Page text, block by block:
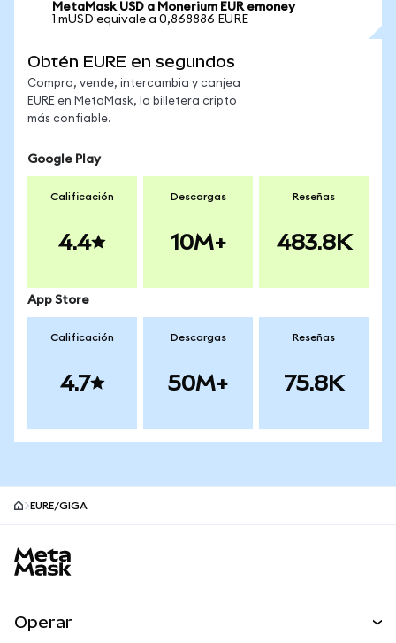
MetaMask USD a Monerium EUR emoney
1 mUSD equivale a 0,868886 EURE
Obtén EURE en segundos
Compra, vende, intercambia y canjea
EURE en MetaMask, la billetera cripto
más confiable.
Google Play
Calificación
4.4
Descargas
10M+
Reseñas
483.8K
App Store
Calificación
4.7
Descargas
50M+
Reseñas
75.8K
EURE/GIGA
Operar